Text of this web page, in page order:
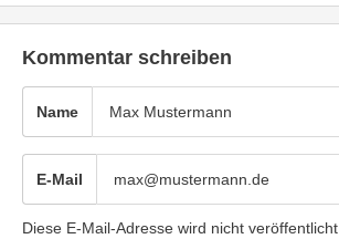
Kommentar schreiben
Name
E-Mail
Diese E-Mail-Adresse wird nicht veröffentlicht